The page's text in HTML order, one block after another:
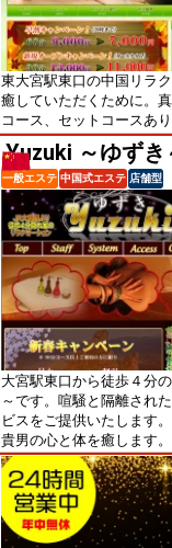
東大宮駅東口の中国リラ
癒していただくために。
コース、セットコースあり
Yuzuki ～ゆずき
一般エステ 中国式エステ 店舗型
大宮駅東口から徒歩４分
～です。喧騒と隔離され
ビスをご提供いたします
貴男の心と体を癒します。